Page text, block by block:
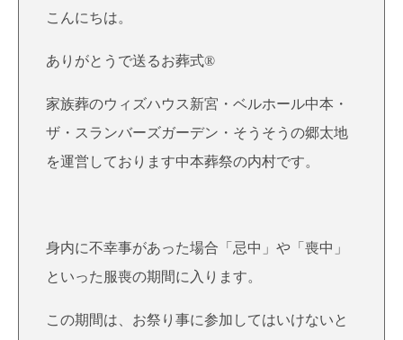
こんにちは。
ありがとうで送るお葬式®
家族葬のウィズハウス新宮・ベルホール中本・
ザ・スランバーズガーデン・そうそうの郷太地
を運営しております中本葬祭の内村です。
身内に不幸事があった場合「忌中」や「喪中」
といった服喪の期間に入ります。
この期間は、お祭り事に参加してはいけないと